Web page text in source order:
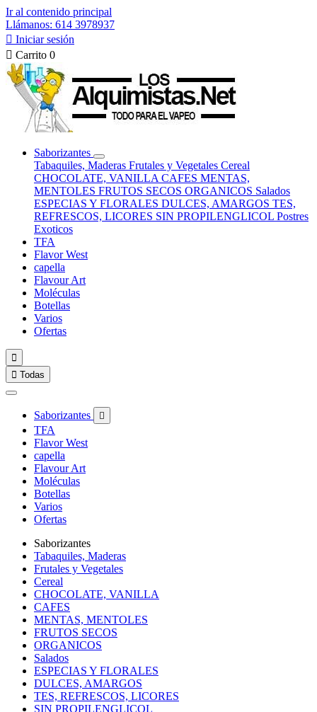
Ir al contenido principal
Llámanos: 614 3978937
 Iniciar sesión
 Carrito 0
Saborizantes
Tabaquiles, Maderas Frutales y Vegetales Cereal
CHOCOLATE, VANILLA CAFES MENTAS,
MENTOLES FRUTOS SECOS ORGANICOS Salados
ESPECIAS Y FLORALES DULCES, AMARGOS TES,
REFRESCOS, LICORES SIN PROPILENGLICOL Postres
Exoticos
TFA
Flavor West
capella
Flavour Art
Moléculas
Botellas
Varios
Ofertas

 Todas
Saborizantes 
TFA
Flavor West
capella
Flavour Art
Moléculas
Botellas
Varios
Ofertas
Saborizantes
Tabaquiles, Maderas
Frutales y Vegetales
Cereal
CHOCOLATE, VANILLA
CAFES
MENTAS, MENTOLES
FRUTOS SECOS
ORGANICOS
Salados
ESPECIAS Y FLORALES
DULCES, AMARGOS
TES, REFRESCOS, LICORES
SIN PROPILENGLICOL